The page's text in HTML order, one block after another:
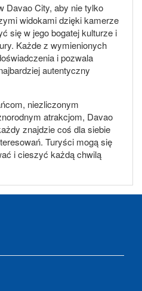
Davao City, aby nie tylko
widokami dzięki kamerze
się w jego bogatej kulturze i
Każde z wymienionych
i pozwala
autentyczny
niezliczonym
atrakcjom, Davao
znajdzie coś dla siebie
Turyści mogą się
i cieszyć każdą chwilą